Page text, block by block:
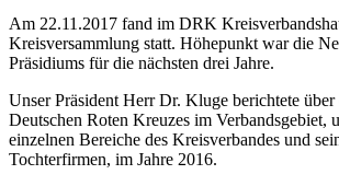
Am 22.11.2017 fand im DRK
Kreisversammlung statt. Höhepunkt war die
Präsidiums für die nächsten drei Jahre.
Unser Präsident Herr Dr. Kluge berichtete
Deutschen Roten Kreuzes im Verbandsgebiet,
einzelnen Bereiche des Kreisverbandes und
Tochterfirmen, im Jahre 2016.